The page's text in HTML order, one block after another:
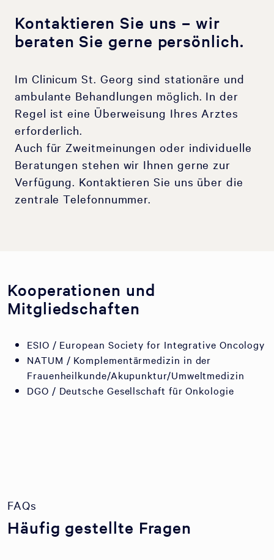
Kontaktieren Sie uns – wir
beraten Sie gerne persönlich.
Im Clinicum St. Georg sind stationäre und
ambulante Behandlungen möglich. In der
Regel ist eine Überweisung Ihres Arztes
erforderlich.
Auch für Zweitmeinungen oder individuelle
Beratungen stehen wir Ihnen gerne zur
Verfügung. Kontaktieren Sie uns über die
zentrale Telefonnummer.
Kooperationen und
Mitgliedschaften
ESIO / European Society for Integrative Oncology
NATUM / Komplementärmedizin in der
Frauenheilkunde/Akupunktur/Umweltmedizin
DGO / Deutsche Gesellschaft für Onkologie
FAQs
Häufig gestellte Fragen